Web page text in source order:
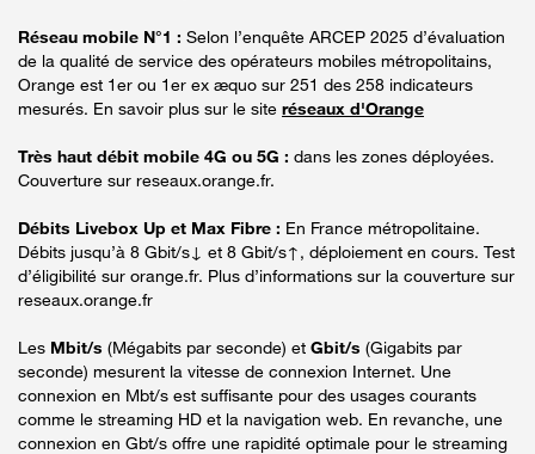
Réseau mobile N°1 : Selon l’enquête ARCEP 2025 d’évaluation
de la qualité de service des opérateurs mobiles métropolitains,
Orange est 1er ou 1er ex æquo sur 251 des 258 indicateurs
mesurés. En savoir plus sur le site réseaux d'Orange
Très haut débit mobile 4G ou 5G : dans les zones déployées.
Couverture sur reseaux.orange.fr.
Débits Livebox Up et Max Fibre : En France métropolitaine.
Débits jusqu’à 8 Gbit/s↓ et 8 Gbit/s↑, déploiement en cours. Test
d’éligibilité sur orange.fr. Plus d’informations sur la couverture sur
reseaux.orange.fr
Les Mbit/s (Mégabits par seconde) et Gbit/s (Gigabits par
seconde) mesurent la vitesse de connexion Internet. Une
connexion en Mbt/s est suffisante pour des usages courants
comme le streaming HD et la navigation web. En revanche, une
connexion en Gbt/s offre une rapidité optimale pour le streaming